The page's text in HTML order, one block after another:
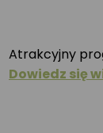
Atrakcyjny
Dowiedz się